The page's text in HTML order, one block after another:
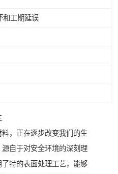
和工期延误
，正在逐步改变我们的生
自于对安全环境的深刻理
特的表面处理工艺，能够